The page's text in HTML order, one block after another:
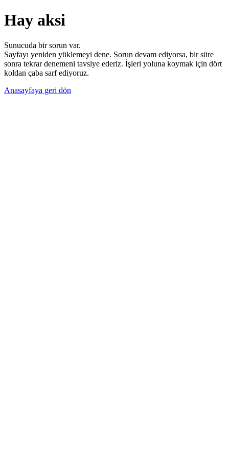
Hay aksi
Sunucuda bir sorun var.
Sayfayı yeniden yüklemeyi dene. Sorun devam ediyorsa, bir süre
sonra tekrar denemeni tavsiye ederiz. İşleri yoluna koymak için dört
koldan çaba sarf ediyoruz.
Anasayfaya geri dön